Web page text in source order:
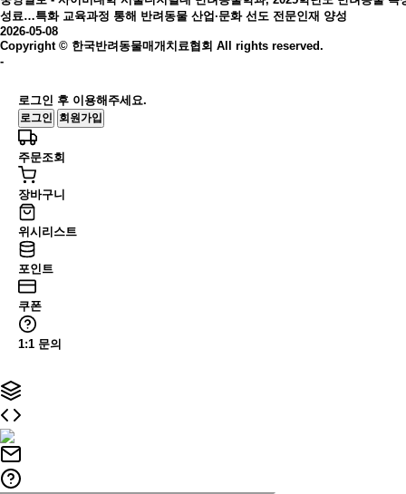
성료…특화 교육과정 통해 반려동물 산업·문화 선도 전문인재 양성
2026-05-08
Copyright © 한국반려동물매개치료협회 All rights reserved.
-
로그인 후 이용해주세요.
로그인 회원가입
주문조회
장바구니
위시리스트
포인트
쿠폰
1:1 문의